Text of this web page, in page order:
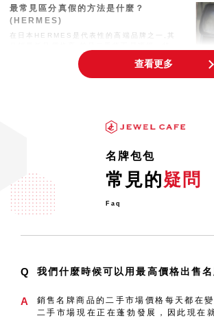
最常見區分真假的方法是什麼？
(HERMES)
在日本HERMES是代表性的高端品牌之一,其
「LOUIS VUITTON」！ LV在日本特別受
在云云偽冒奢侈品物品中
奢侈品牌手袋使用有機材料（例如皮革），如
果您購買了偽冒的手袋，會發現隨著時間的流
逝，外觀和質量與正
查看更多
名牌包包
常見的疑問
Faq
Q 我們什麼時候可以用最高價格出售名
A
銷售名牌商品的二手市場價格每天都在
二手市場現在正在蓬勃發展，因此現在